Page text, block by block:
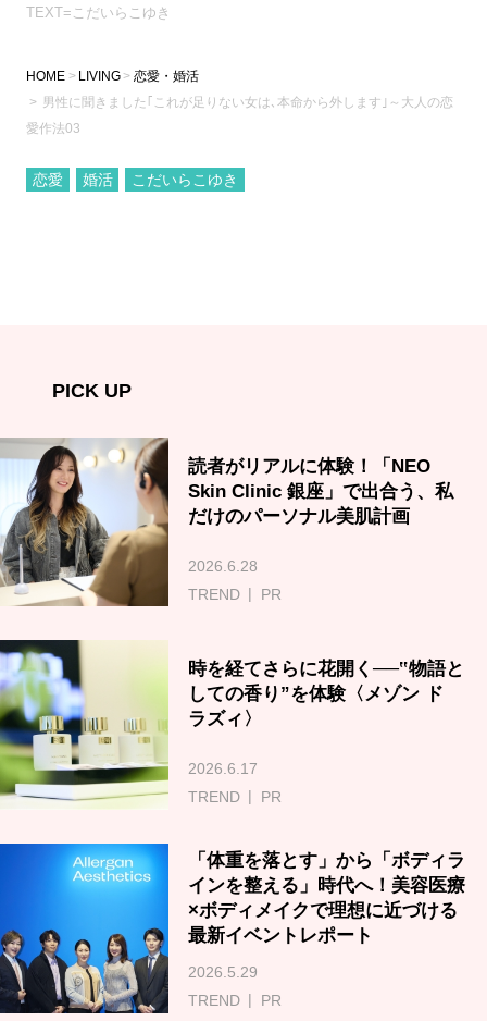
TEXT=こだいらこゆき
HOME LIVING
恋愛・婚活
男性に聞きました｢これが足りない女は､本命から外します｣～大人の恋
愛作法03
恋愛 婚活 こだいらこゆき
PICK UP
読者がリアルに体験！「NEO
Skin Clinic 銀座」で出合う、私
だけのパーソナル美肌計画
2026.6.28
TREND
PR
時を経てさらに花開く──‟物語と
しての香り”を体験〈メゾン ド
ラズィ〉
2026.6.17
TREND
PR
「体重を落とす」から「ボディラ
インを整える」時代へ！美容医療
×ボディメイクで理想に近づける
最新イベントレポート
2026.5.29
TREND
PR